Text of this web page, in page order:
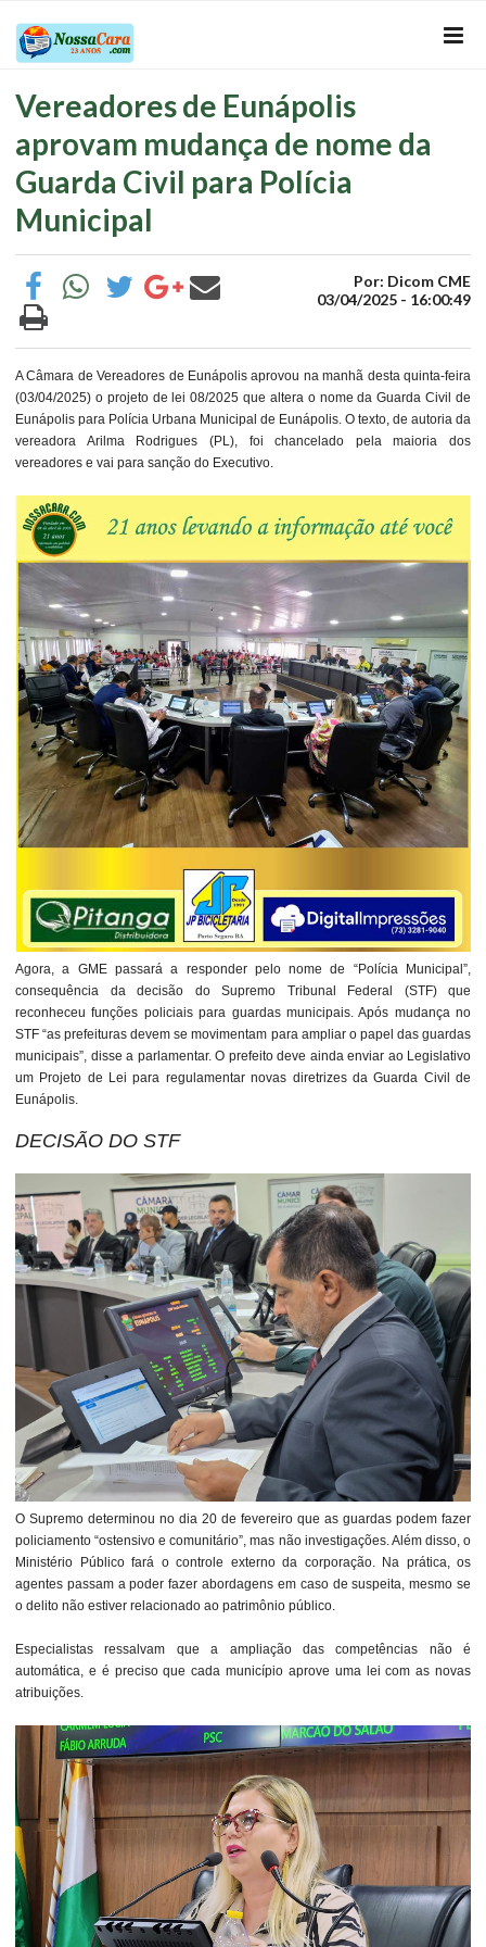
Vereadores de Eunápolis
aprovam mudança de nome da
Guarda Civil para Polícia
Municipal
Por: Dicom CME
03/04/2025 - 16:00:49
A Câmara de Vereadores de Eunápolis aprovou na manhã desta quinta-feira
(03/04/2025) o projeto de lei 08/2025 que altera o nome da Guarda Civil de
Eunápolis para Polícia Urbana Municipal de Eunápolis. O texto, de autoria da
vereadora Arilma Rodrigues (PL), foi chancelado pela maioria dos
vereadores e vai para sanção do Executivo.
Agora, a GME passará a responder pelo nome de “Polícia Municipal”,
consequência da decisão do Supremo Tribunal Federal (STF) que
reconheceu funções policiais para guardas municipais. Após mudança no
STF “as prefeituras devem se movimentam para ampliar o papel das guardas
municipais”, disse a parlamentar. O prefeito deve ainda enviar ao Legislativo
um Projeto de Lei para regulamentar novas diretrizes da Guarda Civil de
Eunápolis.
DECISÃO DO STF
O Supremo determinou no dia 20 de fevereiro que as guardas podem fazer
policiamento “ostensivo e comunitário”, mas não investigações. Além disso, o
Ministério Público fará o controle externo da corporação. Na prática, os
agentes passam a poder fazer abordagens em caso de suspeita, mesmo se
o delito não estiver relacionado ao patrimônio público.
Especialistas ressalvam que a ampliação das competências não é
automática, e é preciso que cada município aprove uma lei com as novas
atribuições.